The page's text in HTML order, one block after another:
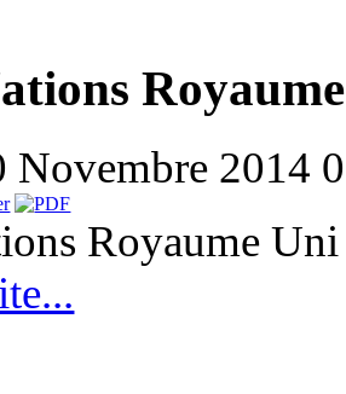
Novembre 2014
Royaume Uni